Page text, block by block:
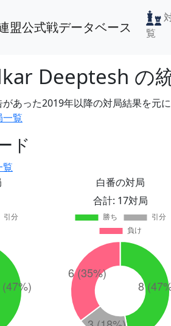
盟公式戦データベース
覧
Deeptesh の
あった2019年以降の対局結果を元
一覧
ド
覧
白番の対局
合計: 17対局